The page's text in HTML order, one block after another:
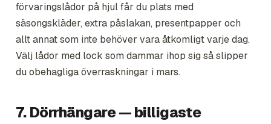
förvaringslådor på hjul får du plats med
säsongskläder, extra påslakan, presentpapper och
allt annat som inte behöver vara åtkomligt varje dag.
Välj lådor med lock som dammar ihop sig så slipper
du obehagliga överraskningar i mars.
7. Dörrhängare — billigaste